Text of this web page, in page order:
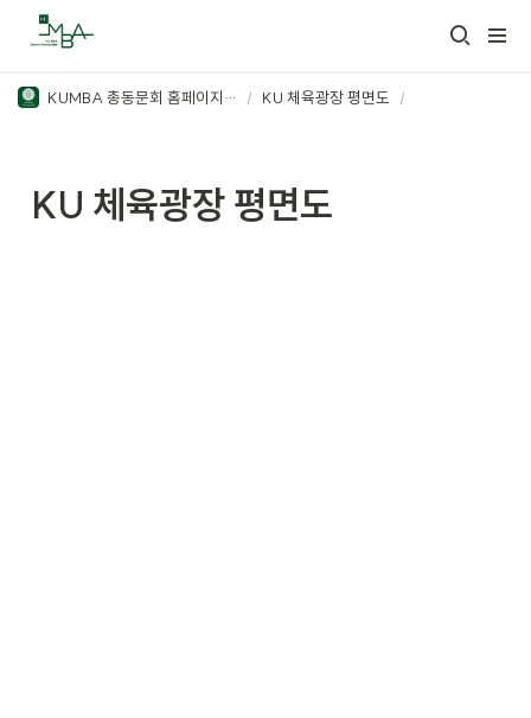
KUMBA 총동문회 홈페이지 관리 / KU 체육광장 평면도 /
KU 체육광장 평면도